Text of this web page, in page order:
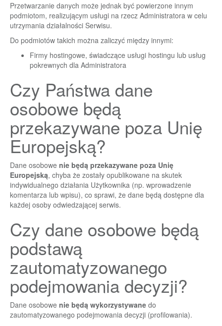
Przetwarzanie danych może jednak być powierzone innym
podmiotom, realizującym usługi na rzecz Administratora w celu
utrzymania działalności Serwisu.
Do podmiotów takich można zaliczyć między innymi:
Firmy hostingowe, świadczące usługi hostingu lub usług
pokrewnych dla Administratora
Czy Państwa dane
osobowe będą
przekazywane poza Unię
Europejską?
Dane osobowe nie będą przekazywane poza Unię
Europejską, chyba że zostały opublikowane na skutek
indywidualnego działania Użytkownika (np. wprowadzenie
komentarza lub wpisu), co sprawi, że dane będą dostępne dla
każdej osoby odwiedzającej serwis.
Czy dane osobowe będą
podstawą
zautomatyzowanego
podejmowania decyzji?
Dane osobowe nie będą wykorzystywane do
zautomatyzowanego podejmowania decyzji (profilowania).